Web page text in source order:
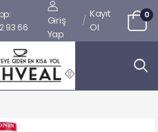
93 66
Giriş
Yap
/
Kayıt
Ol
0